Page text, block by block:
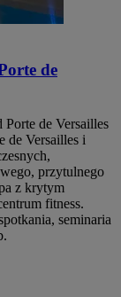
de
de Versailles
de Versailles i
przytulnego
z krytym
fitness.
seminaria